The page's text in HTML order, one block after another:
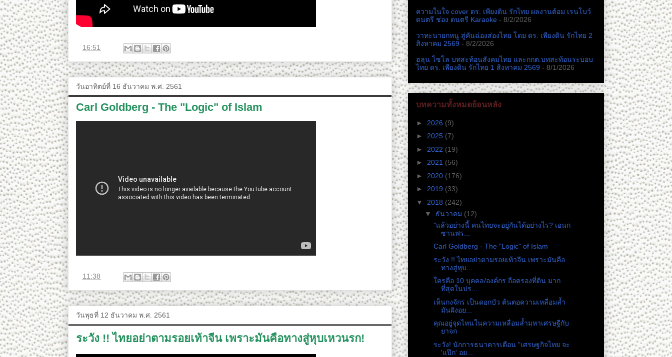
16:51
วันอาทิตย์ที่ 16 ธันวาคม พ.ศ. 2561
Carl Goldberg - The "Logic" of Islam
11:38
วันพุธที่ 12 ธันวาคม พ.ศ. 2561
ระวัง !! ไทยอย่าตามรอยเท้าจีน เพราะมันคือทางสู่หุบเหวนรก!
ความในใจ cover ดร. เพียงดิน รักไทย ผลงานต้อม เรนโบว์
ดนตรี ช่อง ดนตรี Karaoke - 8/2/2026
วาทะนายกหนู สู่คันฉ่องส่องไทย โดย ดร. เพียงดิน รักไทย 2
สิงหาคม 2569 - 8/2/2026
ฮลุน โซโล บทสะท้อนสังคมไทย และกกต.​บทสะท้อนระบอบ
ไทย ดร. เพียงดิน รักไทย 1 สิงหาคม 2569 - 8/1/2026
บทความทั้งหมดย้อนหลัง
► 2026 (9)
► 2025 (7)
► 2022 (19)
► 2021 (56)
► 2020 (176)
► 2019 (33)
▼ 2018 (242)
▼ ธันวาคม (12)
"แล้วอย่างนี้ คนไทยจะอยู่กันได้อย่างไร? เอนก
ซานฟร...
Carl Goldberg - The "Logic" of Islam
ระวัง !! ไทยอย่าตามรอยเท้าจีน เพราะมันคือ
ทางสู่หุบ...
ใครคือ 10 บุคคล/องค์กร ถือครองที่ดิน มาก
ที่สุดในปร...
เห็นกงจักร เป็นดอกบัว ต้นตอความเหลื่อมล้ำ
มันฝังอย...
คุณอยู่จุดไหนในความเหลื่อมล้ำมหาเศรษฐีกับ
ยาจก
ระวัง! นักการธนาคารเตือน "เศรษฐกิจไทย จะ
'แป๊ก' อย...